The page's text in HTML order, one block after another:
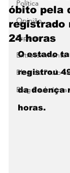
Política
Opinião
Esporte
Entretenimento
Blog do Paulo
Blog Paulo Lima
óbito pela
registrado
24 horas
O estado
registrou
da doença
horas.